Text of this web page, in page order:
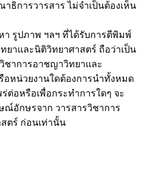
ธิการวารสาร ไม่จำเป็นต้องเห็น
ภาพ ฯลฯ ที่ได้รับการตีพิมพ์
ยาและนิติวิทยาศาสตร์ ถือว่าเป็น
ชาการอาชญาวิทยาและ
หน่วยงานใดต้องการนำทั้งหมด
ต่อหรือเพื่อกระทำการใดๆ จะ
ณ์อักษรจาก วารสารวิชาการ
ตร์ ก่อนเท่านั้น